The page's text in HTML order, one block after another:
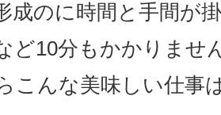
成のに時間と手間が
ど10分もかかりませ
こんな美味しい仕事